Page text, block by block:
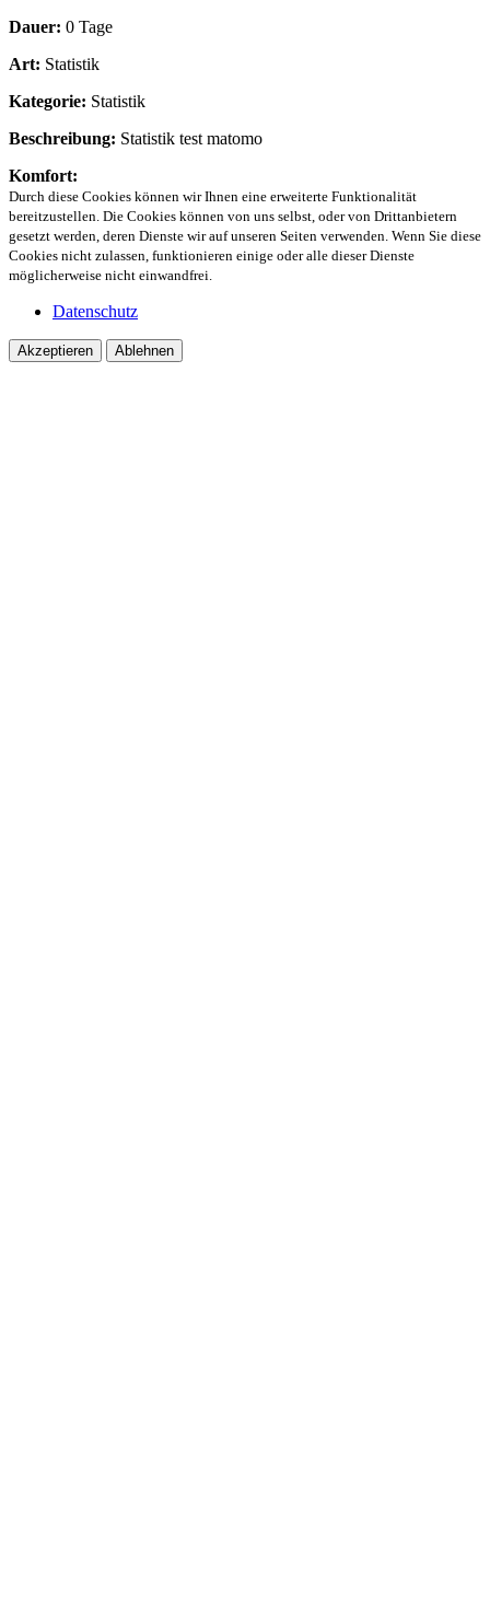
Dauer: 0 Tage
Art: Statistik
Kategorie: Statistik
Beschreibung: Statistik test matomo
Komfort:
Durch diese Cookies können wir Ihnen eine erweiterte Funktionalität
bereitzustellen. Die Cookies können von uns selbst, oder von Drittanbietern
gesetzt werden, deren Dienste wir auf unseren Seiten verwenden. Wenn Sie diese
Cookies nicht zulassen, funktionieren einige oder alle dieser Dienste
möglicherweise nicht einwandfrei.
Datenschutz
Akzeptieren Ablehnen